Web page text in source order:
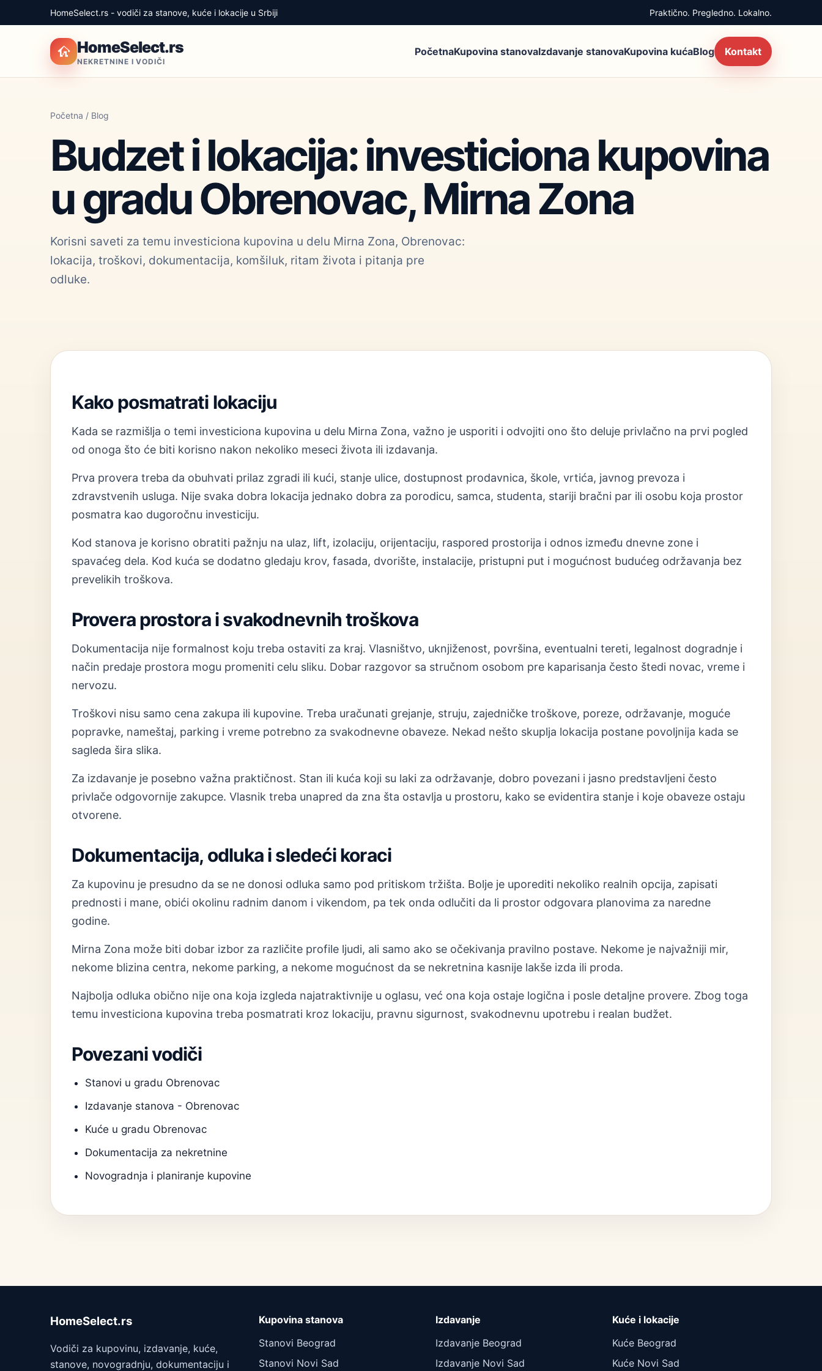
HomeSelect.rs - vodiči za stanove, kuće i lokacije u Srbiji Praktično. Pregledno. Lokalno.
HomeSelect.rs
NEKRETNINE I VODIČI
PočetnaKupovina stanovaIzdavanje stanovaKupovina kućaBlog Kontakt
Početna / Blog
Budzet i lokacija: investiciona kupovina
u gradu Obrenovac, Mirna Zona
Korisni saveti za temu investiciona kupovina u delu Mirna Zona, Obrenovac:
lokacija, troškovi, dokumentacija, komšiluk, ritam života i pitanja pre
odluke.
Kako posmatrati lokaciju
Kada se razmišlja o temi investiciona kupovina u delu Mirna Zona, važno je usporiti i odvojiti ono što deluje privlačno na prvi pogled
od onoga što će biti korisno nakon nekoliko meseci života ili izdavanja.
Prva provera treba da obuhvati prilaz zgradi ili kući, stanje ulice, dostupnost prodavnica, škole, vrtića, javnog prevoza i
zdravstvenih usluga. Nije svaka dobra lokacija jednako dobra za porodicu, samca, studenta, stariji bračni par ili osobu koja prostor
posmatra kao dugoročnu investiciju.
Kod stanova je korisno obratiti pažnju na ulaz, lift, izolaciju, orijentaciju, raspored prostorija i odnos između dnevne zone i
spavaćeg dela. Kod kuća se dodatno gledaju krov, fasada, dvorište, instalacije, pristupni put i mogućnost budućeg održavanja bez
prevelikih troškova.
Provera prostora i svakodnevnih troškova
Dokumentacija nije formalnost koju treba ostaviti za kraj. Vlasništvo, uknjiženost, površina, eventualni tereti, legalnost dogradnje i
način predaje prostora mogu promeniti celu sliku. Dobar razgovor sa stručnom osobom pre kaparisanja često štedi novac, vreme i
nervozu.
Troškovi nisu samo cena zakupa ili kupovine. Treba uračunati grejanje, struju, zajedničke troškove, poreze, održavanje, moguće
popravke, nameštaj, parking i vreme potrebno za svakodnevne obaveze. Nekad nešto skuplja lokacija postane povoljnija kada se
sagleda šira slika.
Za izdavanje je posebno važna praktičnost. Stan ili kuća koji su laki za održavanje, dobro povezani i jasno predstavljeni često
privlače odgovornije zakupce. Vlasnik treba unapred da zna šta ostavlja u prostoru, kako se evidentira stanje i koje obaveze ostaju
otvorene.
Dokumentacija, odluka i sledeći koraci
Za kupovinu je presudno da se ne donosi odluka samo pod pritiskom tržišta. Bolje je uporediti nekoliko realnih opcija, zapisati
prednosti i mane, obići okolinu radnim danom i vikendom, pa tek onda odlučiti da li prostor odgovara planovima za naredne
godine.
Mirna Zona može biti dobar izbor za različite profile ljudi, ali samo ako se očekivanja pravilno postave. Nekome je najvažniji mir,
nekome blizina centra, nekome parking, a nekome mogućnost da se nekretnina kasnije lakše izda ili proda.
Najbolja odluka obično nije ona koja izgleda najatraktivnije u oglasu, već ona koja ostaje logična i posle detaljne provere. Zbog toga
temu investiciona kupovina treba posmatrati kroz lokaciju, pravnu sigurnost, svakodnevnu upotrebu i realan budžet.
Povezani vodiči
Stanovi u gradu Obrenovac
Izdavanje stanova - Obrenovac
Kuće u gradu Obrenovac
Dokumentacija za nekretnine
Novogradnja i planiranje kupovine
HomeSelect.rs
Vodiči za kupovinu, izdavanje, kuće,
stanove, novogradnju, dokumentaciju i
Kupovina stanova
Stanovi Beograd
Stanovi Novi Sad
Izdavanje
Izdavanje Beograd
Izdavanje Novi Sad
Kuće i lokacije
Kuće Beograd
Kuće Novi Sad